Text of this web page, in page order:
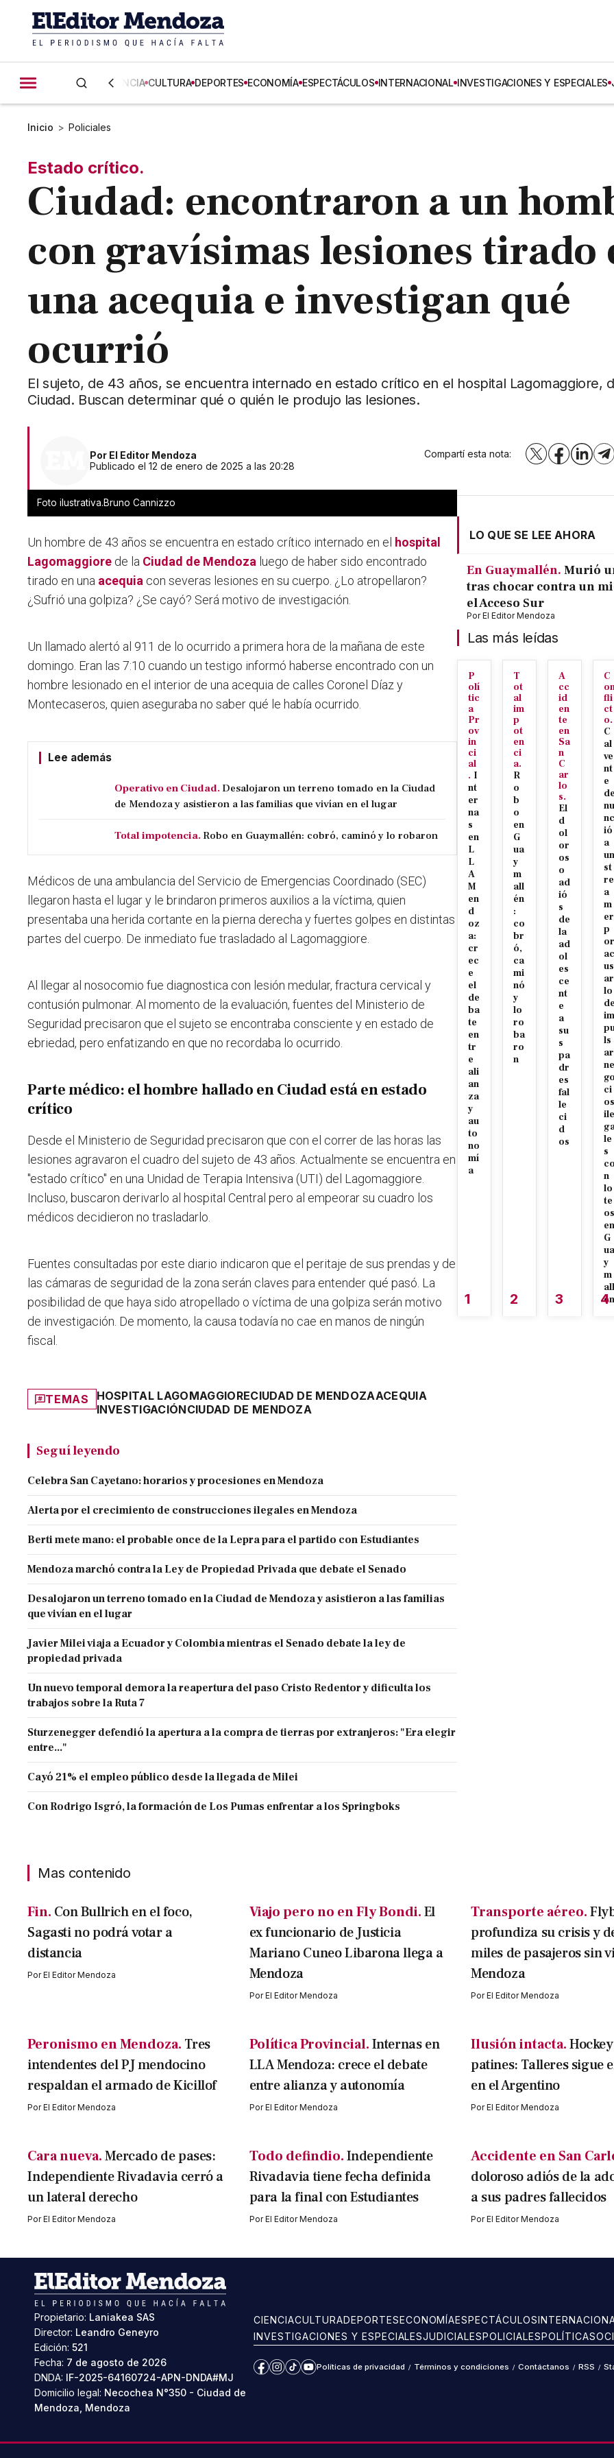
CIENCIA CULTURA DEPORTES ECONOMÍA ESPECTÁCULOS INTERNACIONAL INVESTIGACIONES Y ESPECIALES
Inicio > Policiales
Estado crítico.
Ciudad: encontraron a un
con gravísimas lesiones tirado
una acequia e investigan qué
ocurrió
El sujeto, de 43 años, se encuentra internado en estado crítico en el hospital Lagomaggiore,
Ciudad. Buscan determinar qué o quién le produjo las lesiones.
Por El Editor Mendoza
Publicado el 12 de enero de 2025 a las 20:28
Compartí esta nota: X Facebook
Foto ilustrativa.Bruno Cannizzo
Un hombre de 43 años se encuentra en estado crítico internado en el hospital
Lagomaggiore de la Ciudad de Mendoza luego de haber sido encontrado
tirado en una acequia con severas lesiones en su cuerpo. ¿Lo atropellaron?
¿Sufrió una golpiza? ¿Se cayó? Será motivo de investigación.
Un llamado alertó al 911 de lo ocurrido a primera hora de la mañana de este
domingo. Eran las 7:10 cuando un testigo informó haberse encontrado con un
hombre lesionado en el interior de una acequia de calles Coronel Díaz y
Montecaseros, quien aseguraba no saber qué le había ocurrido.
Lee además
Operativo en Ciudad. Desalojaron un terreno tomado en la Ciudad
de Mendoza y asistieron a las familias que vivían en el lugar
Total impotencia. Robo en Guaymallén: cobró, caminó y lo robaron
Médicos de una ambulancia del Servicio de Emergencias Coordinado (SEC)
llegaron hasta el lugar y le brindaron primeros auxilios a la víctima, quien
presentaba una herida cortante en la pierna derecha y fuertes golpes en distintas
partes del cuerpo. De inmediato fue trasladado al Lagomaggiore.
Al llegar al nosocomio fue diagnostica con lesión medular, fractura cervical y
contusión pulmonar. Al momento de la evaluación, fuentes del Ministerio de
Seguridad precisaron que el sujeto se encontraba consciente y en estado de
ebriedad, pero enfatizando en que no recordaba lo ocurrido.
Parte médico: el hombre hallado en Ciudad está en estado
crítico
Desde el Ministerio de Seguridad precisaron que con el correr de las horas las
lesiones agravaron el cuadro del sujeto de 43 años. Actualmente se encuentra en
"estado crítico" en una Unidad de Terapia Intensiva (UTI) del Lagomaggiore.
Incluso, buscaron derivarlo al hospital Central pero al empeorar su cuadro los
médicos decidieron no trasladarlo.
Fuentes consultadas por este diario indicaron que el peritaje de sus prendas y de
las cámaras de seguridad de la zona serán claves para entender qué pasó. La
posibilidad de que haya sido atropellado o víctima de una golpiza serán motivo
de investigación . De momento, la causa todavía no cae en manos de ningún
fiscal.
TEMAS HOSPITAL LAGOMAGGIORECIUDAD DE MENDOZAACEQUIA
INVESTIGACIÓNCIUDAD DE MENDOZA
Seguí leyendo
Celebra San Cayetano: horarios y procesiones en Mendoza
Alerta por el crecimiento de construcciones ilegales en Mendoza
Berti mete mano: el probable once de la Lepra para el partido con Estudiantes
Mendoza marchó contra la Ley de Propiedad Privada que debate el Senado
Desalojaron un terreno tomado en la Ciudad de Mendoza y asistieron a las familias
que vivían en el lugar
Javier Milei viaja a Ecuador y Colombia mientras el Senado debate la ley de
propiedad privada
Un nuevo temporal demora la reapertura del paso Cristo Redentor y dificulta los
trabajos sobre la Ruta 7
Sturzenegger defendió la apertura a la compra de tierras por extranjeros: "Era elegir
entre..."
Cayó 21% el empleo público desde la llegada de Milei
Con Rodrigo Isgró, la formación de Los Pumas enfrentar a los Springboks
LO QUE SE LEE AHORA
En Guaymallén. Murió
tras chocar contra un
el Acceso Sur
PorEl Editor Mendoza
Las más leídas
P
olí
tic
a
Pr
ov
in
ci
al
. I
nt
er
na
s
en
L
L
A
M
en
d
oz
a:
cr
ec
e
el
de
ba
te
en
tr
e
ali
an
za
y
au
to
no
mí
a
1
T
ot
al
im
p
ot
en
ci
a.
R
o
b
o
en
G
ua
y
m
all
én
:
co
br
ó,
ca
mi
nó
y
lo
ro
ba
ro
n
2
A
cc
id
en
te
en
Sa
n
C
ar
lo
s.
El
d
ol
or
os
o
ad
ió
s
de
la
ad
ol
es
ce
nt
e
a
su
s
pa
dr
es
fal
le
ci
d
os
3
C
fli
ct
o.
C
al
ve
nt
e
de
nu
nc
ió
a
un
st
re
a
m
er
p
or
ac
us
ar
lo
de
im
ls
ar
ne
go
ci
os
ile
le
s
co
n
lo
te
os
en
G
ua
y
m
all
én
4
Mas contenido
Fin. Con Bullrich en el foco,
Sagasti no podrá votar a
distancia
PorEl Editor Mendoza
Viajo pero no en Fly Bondi.El
ex funcionario de Justicia
Mariano Cuneo Libarona llega a
Mendoza
PorEl Editor Mendoza
Transporte aéreo.
profundiza su crisis y
miles de pasajeros sin
Mendoza
PorEl Editor Mendoza
Peronismo en Mendoza. Tres
intendentes del PJ mendocino
respaldan el armado de Kicillof
PorEl Editor Mendoza
Política Provincial.Internas en
LLA Mendoza: crece el debate
entre alianza y autonomía
PorEl Editor Mendoza
Ilusión intacta.
patines: Talleres sigue
en el Argentino
PorEl Editor Mendoza
Cara nueva. Mercado de pases:
Independiente Rivadavia cerró a
un lateral derecho
PorEl Editor Mendoza
Todo defindio.Independiente
Rivadavia tiene fecha definida
para la final con Estudiantes
PorEl Editor Mendoza
Accidente en San
doloroso adiós de la
a sus padres fallecidos
PorEl Editor Mendoza
Propietario: Laniakea SAS
Director: Leandro Geneyro
Edición: 521
Fecha: 7 de agosto de 2026
DNDA: IF-2025-64160724-APN-DNDA#MJ
Domicilio legal: Necochea N°350 - Ciudad de
Mendoza, Mendoza
CIENCIACULTURADEPORTESECONOMÍAESPECTÁCULOS
INVESTIGACIONES Y ESPECIALESJUDICIALESPOLICIALESPOLÍTICA
Facebook
Instagram
TikTokYouTube
Políticas de privacidad / Términos y condiciones / Contáctanos / RSS /